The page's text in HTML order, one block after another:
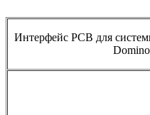
Интерфейс РСВ для
Domino